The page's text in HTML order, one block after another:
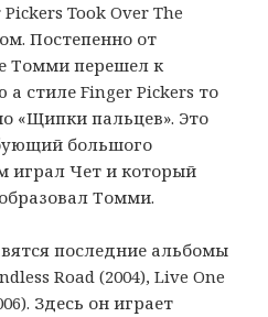
Took Over The
Постепенно от
Томми перешел к
стиле Finger Pickers то
«Щипки пальцев». Это
большого
играл Чет и который
Томми.
последние альбомы
Road (2004), Live One
Здесь он играет